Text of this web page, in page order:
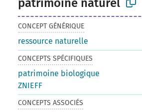
CONCEPT GÉNÉRIQUE
ressource naturelle
CONCEPTS SPÉCIFIQUES
patrimoine biologique
ZNIEFF
CONCEPTS ASSOCIÉS